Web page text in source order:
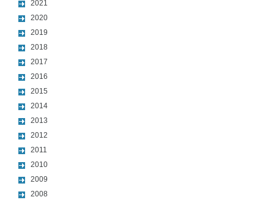
2021
2020
2019
2018
2017
2016
2015
2014
2013
2012
2011
2010
2009
2008